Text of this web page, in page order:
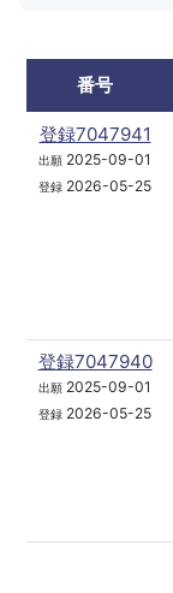
番号
登録7047941
出願 2025-09-01
登録 2026-05-25
登録7047940
出願 2025-09-01
登録 2026-05-25